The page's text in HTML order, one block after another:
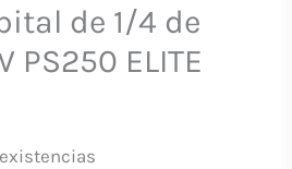
de 1/4 de
PS250 ELITE
precio